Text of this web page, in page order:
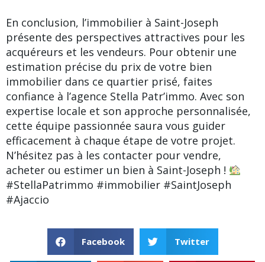
En conclusion, l’immobilier à Saint-Joseph
présente des perspectives attractives pour les
acquéreurs et les vendeurs. Pour obtenir une
estimation précise du prix de votre bien
immobilier dans ce quartier prisé, faites
confiance à l’agence Stella Patr’immo. Avec son
expertise locale et son approche personnalisée,
cette équipe passionnée saura vous guider
efficacement à chaque étape de votre projet.
N’hésitez pas à les contacter pour vendre,
acheter ou estimer un bien à Saint-Joseph !
#StellaPatrimmo #immobilier #SaintJoseph
#Ajaccio
Facebook Twitter